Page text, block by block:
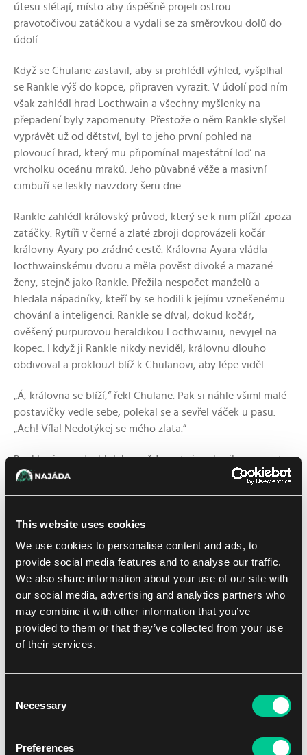
This website uses cookies
We use cookies to personalise content and ads, to
provide social media features and to analyse our traffic.
We also share information about your use of our site with
our social media, advertising and analytics partners who
may combine it with other information that you’ve
provided to them or that they’ve collected from your use
of their services.
Selection
Necessary
Preferences
útesu slétají, místo aby úspěšně projeli ostrou
pravotočivou zatáčkou a vydali se za směrovkou dolů do
údolí.
Když se Chulane zastavil, aby si prohlédl výhled, vyšplhal
se Rankle výš do kopce, připraven vyrazit. V údolí pod ním
však zahlédl hrad Locthwain a všechny myšlenky na
přepadení byly zapomenuty. Přestože o něm Rankle slyšel
vyprávět už od dětství, byl to jeho první pohled na
plovoucí hrad, který mu připomínal majestátní loď na
vrcholku oceánu mraků. Jeho půvabné věže a masivní
cimbuří se leskly navzdory šeru dne.
Rankle zahlédl královský průvod, který se k nim plížil zpoza
zatáčky. Rytíři v černé a zlaté zbroji doprovázeli kočár
královny Ayary po zrádné cestě. Královna Ayara vládla
locthwainskému dvoru a měla pověst divoké a mazané
ženy, stejně jako Rankle. Přežila nespočet manželů a
hledala nápadníky, kteří by se hodili k jejímu vznešenému
chování a inteligenci. Rankle se díval, dokud kočár,
ověšený purpurovou heraldikou Locthwainu, nevyjel na
kopec. I když ji Rankle nikdy neviděl, královnu dlouho
obdivoval a proklouzl blíž k Chulanovi, aby lépe viděl.
„Á, královna se blíží,“ řekl Chulane. Pak si náhle všiml malé
postavičky vedle sebe, polekal se a sevřel váček u pasu.
„Ach! Víla! Nedotýkej se mého zlata.“
Rankle si povzdechl. Jeho zvědavost sice zkazila moment
překvapení, ale i tak měl kapsu plnou kouzelného prachu a
kočár, ale Chulane před něj skočil. Dva rytíři se okamžitě
postavili vedle starce a namířili mu meče do očí.
„Prosím, dovolte mi promluvit s naší nejslavnější
královnou,“ prosil Chulane a uklonil se tak hluboko, že se
jeho vousy téměř dotýkaly silnice. „Jen na slovíčko. Byl
jsem nanejvýš vytrvalý!“
před klečícím Chulanem.
ruka v rukavici lehce dotkla Chulanova ramene.